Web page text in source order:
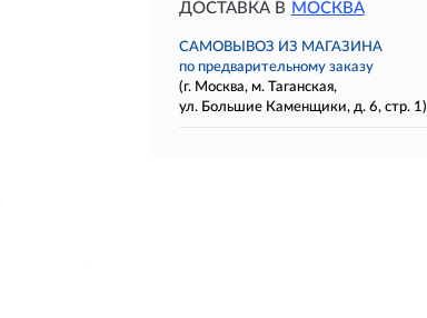
ДОСТАВКА В МОСКВА
САМОВЫВОЗ ИЗ МАГАЗИНА
по предварительному заказу
(г. Москва, м. Таганская,
ул. Большие Каменщики, д. 6, стр. 1)